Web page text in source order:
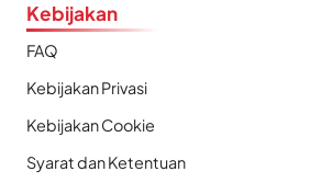
Kebijakan
FAQ
Kebijakan Privasi
Kebijakan Cookie
Syarat dan Ketentuan